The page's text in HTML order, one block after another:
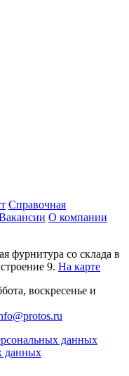
Справочная
О компании
фурнитура со склада в
9. На карте
воскресенье и
данных
данных